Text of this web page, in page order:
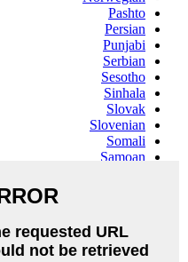
Pashto
Persian
Punjabi
Serbian
Sesotho
Sinhala
Slovak
Slovenian
Somali
Samoan
Swahili
Tajik